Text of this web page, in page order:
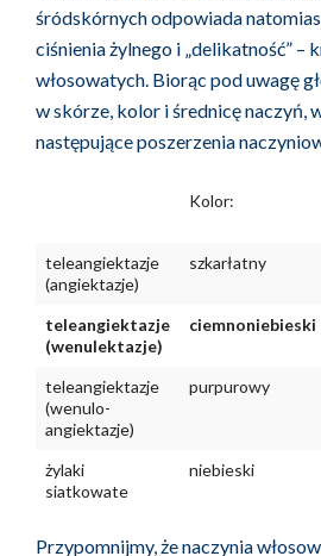
śródskórnych odpowiada
ciśnienia żylnego i „delikatność” –
włosowatych. Biorąc pod uwagę
w skórze, kolor i średnicę naczyń,
następujące poszerzenia
Kolor:
teleangiektazje
(angiektazje)
szkarłatny
teleangiektazje
(wenulektazje)
ciemnoniebieski
teleangiektazje
(wenulo-
angiektazje)
purpurowy
żylaki
siatkowate
niebieski
Przypomnijmy, że naczynia